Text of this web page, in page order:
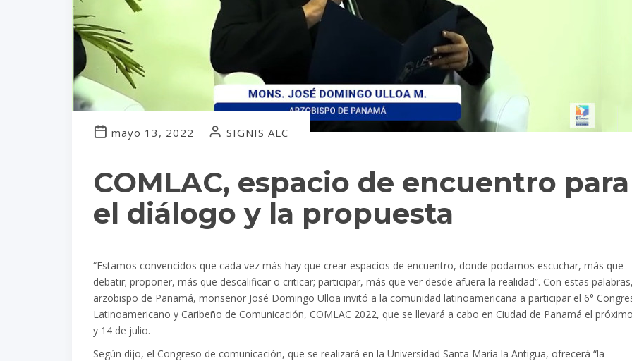
COMLAC, espacio de encuentro para
el diálogo y la propuesta
mayo 13, 2022 SIGNIS ALC
“Estamos convencidos que cada vez más hay que crear espacios de encuentro, donde podamos escuchar, más que
debatir; proponer, más que descalificar o criticar; participar, más que ver desde afuera la realidad”. Con estas
arzobispo de Panamá, monseñor José Domingo Ulloa invitó a la comunidad latinoamericana a participar el 6°
Latinoamericano y Caribeño de Comunicación, COMLAC 2022, que se llevará a cabo en Ciudad de Panamá el
y 14 de julio.
Según dijo, el Congreso de comunicación, que se realizará en la Universidad Santa María la Antigua, ofrecerá “la